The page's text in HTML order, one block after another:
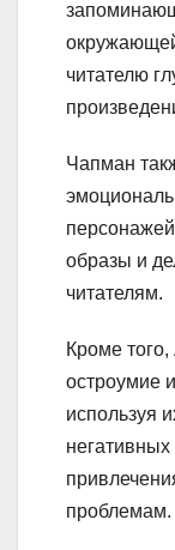
читателю
Чапман
образы и
читателям.
Кроме
остроумие
используя
проблемам.